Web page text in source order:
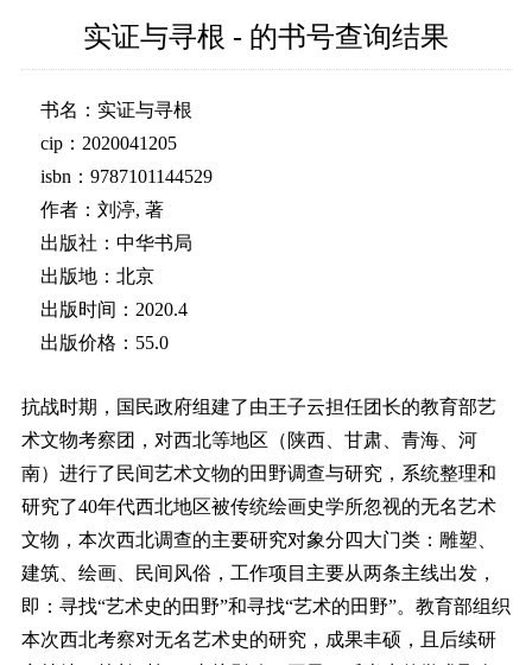
实证与寻根 - 的书号查询结果
书名：实证与寻根
cip：2020041205
isbn：9787101144529
作者：刘渟, 著
出版社：中华书局
出版地：北京
出版时间：2020.4
出版价格：55.0
抗战时期，国民政府组建了由王子云担任团长的教育部艺
术文物考察团，对西北等地区（陕西、甘肃、青海、河
南）进行了民间艺术文物的田野调查与研究，系统整理和
研究了40年代西北地区被传统绘画史学所忽视的无名艺术
文物，本次西北调查的主要研究对象分四大门类：雕塑、
建筑、绘画、民间风俗，工作项目主要从两条主线出发，
即：寻找“艺术史的田野”和寻找“艺术的田野”。教育部组织
本次西北考察对无名艺术史的研究，成果丰硕，且后续研